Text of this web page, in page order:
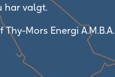
har valgt.
Mors Energi A.M.B.A.